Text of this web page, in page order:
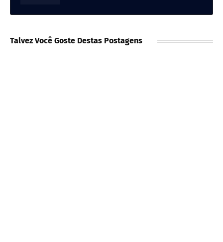
Talvez Você Goste Destas Postagens